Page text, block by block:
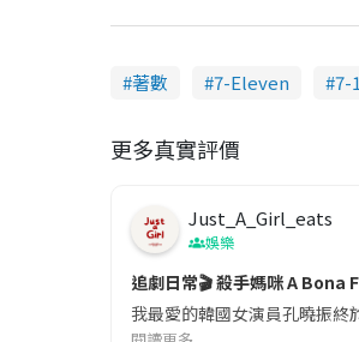
著數 7-Eleven 7-
更多真實評價
Just_A_Girl_eats
娛樂
追劇日常🎬 殺手媽咪 A Bona
我最愛的韓國女演員孔曉振